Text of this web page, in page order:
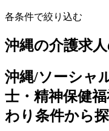
各条件で絞り込む
沖縄の介護求
沖縄/ソーシャ
士・精神保健
わり条件から